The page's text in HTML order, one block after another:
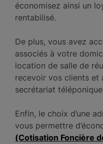
économisez ainsi un
rentabilisé.
De plus, vous avez
associés à votre
location de salle de
recevoir vos clients et
secrétariat
Enfin, le choix d’une
vous permettre
(Cotisation Foncière